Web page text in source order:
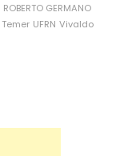
ROBERTO GERMANO
Temer UFRN Vivaldo